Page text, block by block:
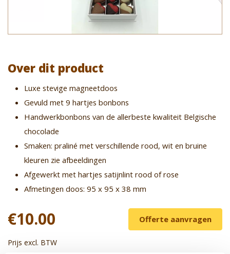
Over dit product
Luxe stevige magneetdoos
Gevuld met 9 hartjes bonbons
Handwerkbonbons van de allerbeste kwaliteit Belgische
chocolade
Smaken: praliné met verschillende rood, wit en bruine
kleuren zie afbeeldingen
Afgewerkt met hartjes satijnlint rood of rose
Afmetingen doos: 95 x 95 x 38 mm
€10.00 Offerte aanvragen
Prijs excl. BTW